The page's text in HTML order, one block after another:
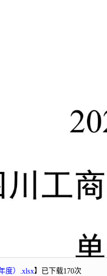
度）.xlsx】 已下载170次